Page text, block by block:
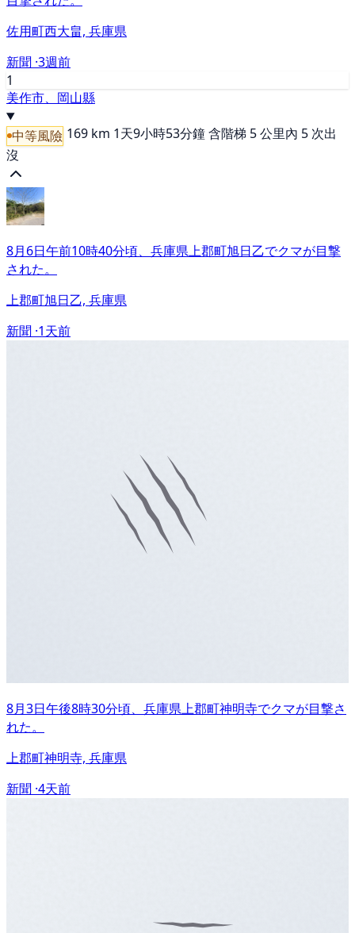
佐用町西大畠, 兵庫県
新聞 ·3週前
1
美作市、岡山縣
中等風險 169 km 1天9小時53分鐘含階梯 5 公里內 5 次出
沒
8月6日午前10時40分頃、兵庫県上郡町旭日乙でクマが目撃
された。
上郡町旭日乙, 兵庫県
新聞 ·1天前
8月3日午後8時30分頃、兵庫県上郡町神明寺でクマが目撃さ
れた。
上郡町神明寺, 兵庫県
新聞 ·4天前